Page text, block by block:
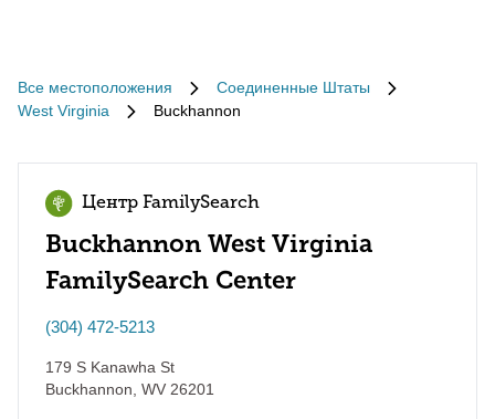
Все местоположения
Соединенные Штаты
West Virginia
Buckhannon
Центр FamilySearch
Buckhannon West Virginia
FamilySearch Center
(304) 472-5213
179 S Kanawha St
Buckhannon WV 26201